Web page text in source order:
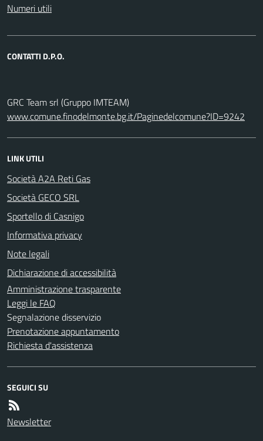
Numeri utili
CONTATTI D.P.O.
GRC Team srl (Gruppo IMTEAM)
www.comune.finodelmonte.bg.it/Paginedelcomune?ID=9242
LINK UTILI
Società A2A Reti Gas
Società GECO SRL
Sportello di Casnigo
Informativa privacy
Note legali
Dichiarazione di accessibilità
Amministrazione trasparente
Leggi le FAQ
Segnalazione disservizio
Prenotazione appuntamento
Richiesta d'assistenza
SEGUICI SU
Newsletter